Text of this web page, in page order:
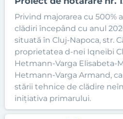
Privind majorarea cu 500%
clădiri începând cu anul
situată în Cluj-Napoca, str.
proprietatea d-nei Iqneibi
Hetmann-Varga Elisabeta-
Hetmann-Varga Armand,
stării tehnice de clădire
inițiativa primarului.